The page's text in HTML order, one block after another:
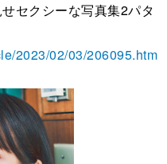
セクシーな写真集2パタ
2023/02/03/206095.htm